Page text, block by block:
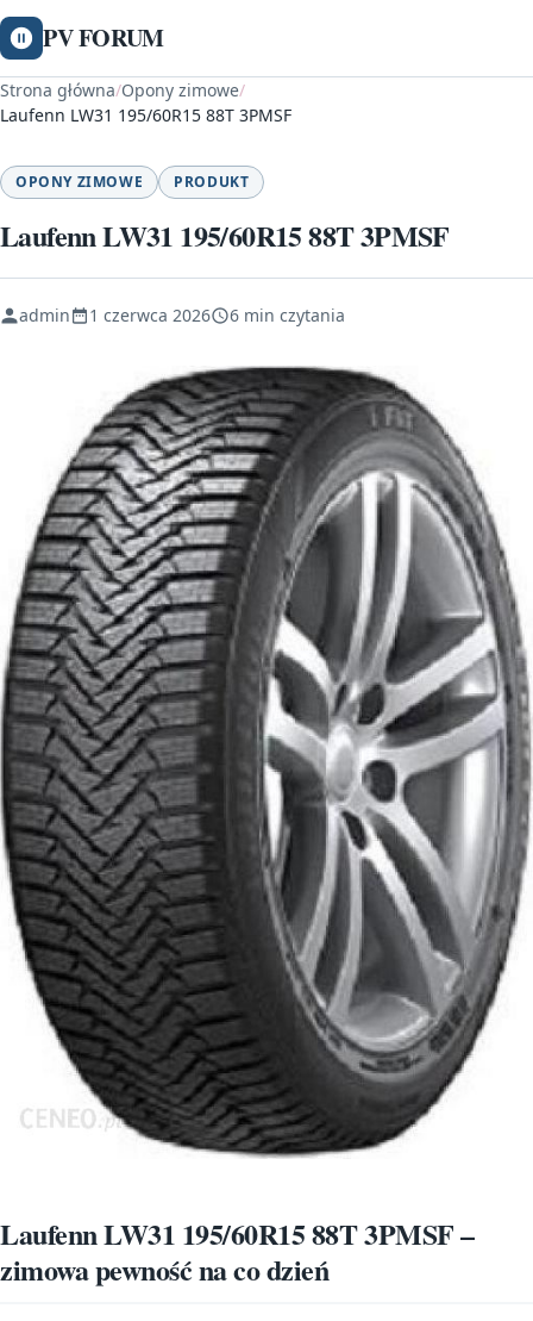
PV FORUM
Strona główna/Opony zimowe/
Laufenn LW31 195/60R15 88T 3PMSF
OPONY ZIMOWE PRODUKT
Laufenn LW31 195/60R15 88T 3PMSF
admin 1 czerwca 2026 6 min czytania
Laufenn LW31 195/60R15 88T 3PMSF –
zimowa pewność na co dzień